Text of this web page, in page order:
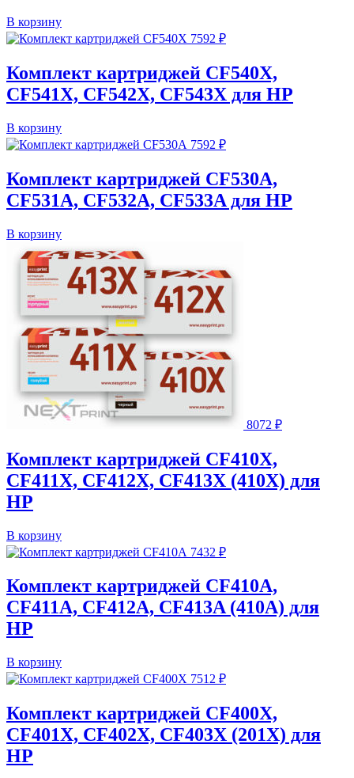
В корзину
7592 ₽
Комплект картриджей CF540X,
CF541X, CF542X, CF543X для HP
В корзину
7592 ₽
Комплект картриджей CF530A,
CF531A, CF532A, CF533A для HP
В корзину
8072 ₽
Комплект картриджей CF410X,
CF411X, CF412X, CF413X (410X) для
HP
В корзину
7432 ₽
Комплект картриджей CF410A,
CF411A, CF412A, CF413A (410A) для
HP
В корзину
7512 ₽
Комплект картриджей CF400X,
CF401X, CF402X, CF403X (201X) для
HP